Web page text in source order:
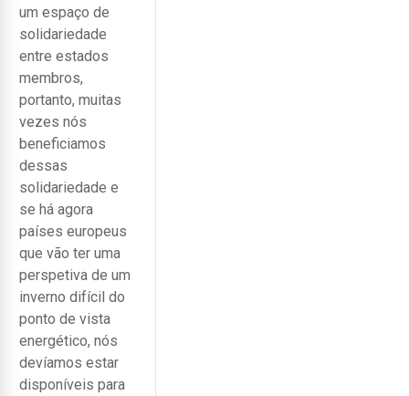
um espaço de
solidariedade
entre estados
membros,
portanto, muitas
vezes nós
beneficiamos
dessas
solidariedade e
se há agora
países europeus
que vão ter uma
perspetiva de um
inverno difícil do
ponto de vista
energético, nós
devíamos estar
disponíveis para